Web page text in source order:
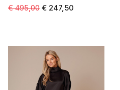
€ 495,00 € 247,50